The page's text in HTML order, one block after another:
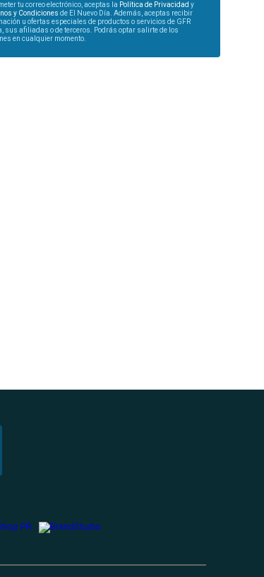
tu correo electrónico, aceptas la Política de Privacidad y
y Condiciones de El Nuevo Día. Además, aceptas recibir
u ofertas especiales de productos o servicios de GFR
sus afiliadas o de terceros. Podrás optar salirte de los
en cualquier momento.